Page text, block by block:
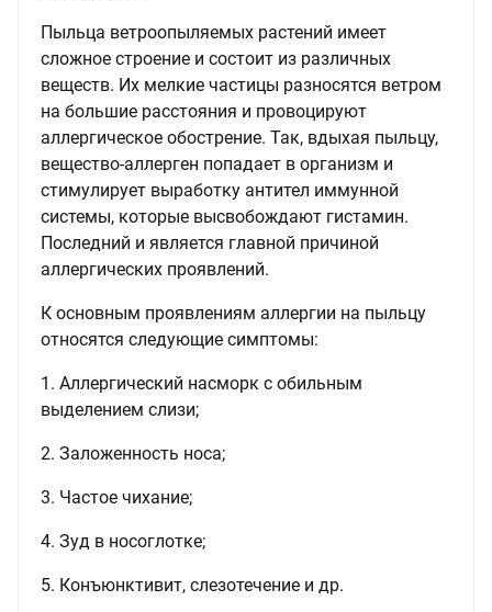
Пыльца ветроопыляемых растений имеет
сложное строение и состоит из различных
веществ. Их мелкие частицы разносятся ветром
на большие расстояния и провоцируют
аллергическое обострение. Так, вдыхая пыльцу,
вещество-аллерген попадает в организм и
стимулирует выработку антител иммунной
системы, которые высвобождают гистамин.
Последний и является главной причиной
аллергических проявлений.
К основным проявлениям аллергии на пыльцу
относятся следующие симптомы:
1. Аллергический насморк с обильным
выделением слизи;
2. Заложенность носа;
3. Частое чихание;
4. Зуд в носоглотке;
5. Конъюнктивит, слезотечение и др.